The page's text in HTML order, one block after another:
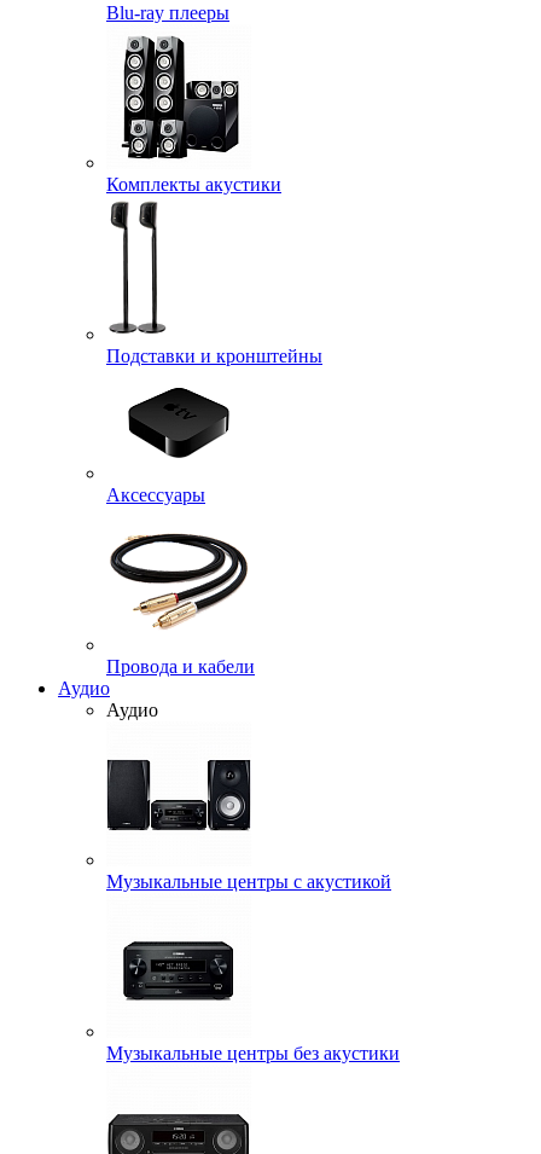
Blu-ray плееры
Комплекты акустики
Подставки и кронштейны
Аксессуары
Провода и кабели
Аудио
Аудио
Музыкальные центры с акустикой
Музыкальные центры без акустики